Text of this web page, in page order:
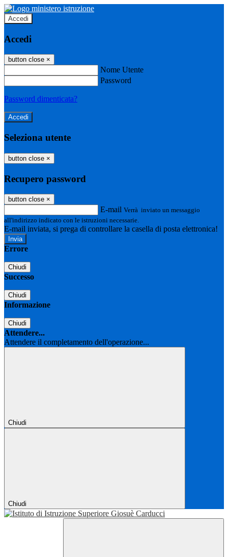
Accedi
Accedi
button close ×
Nome Utente
Password
Password dimenticata?
Seleziona utente
button close ×
Recupero password
button close ×
E-mail Verrà inviato un messaggio
all'indirizzo indicato con le istruzioni necessarie.
E-mail inviata, si prega di controllare la casella di posta elettronica!
Errore
Chiudi
Successo
Chiudi
Informazione
Chiudi
Attendere...
Attendere il completamento dell'operazione...
Chiudi
Chiudi